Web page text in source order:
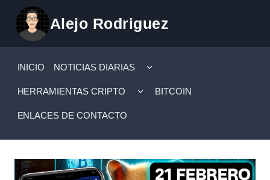
contenido
Alejo Rodriguez
INICIO NOTICIAS DIARIAS
ALTERNAR
HERRAMIENTAS CRIPTO
ALTERNAR
MENÚ
BITCOIN
ENLACES DE CONTACTO